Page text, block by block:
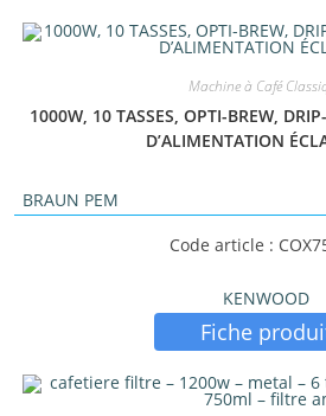
Machine à Café
1000W, 10 TASSES, OPTI-BREW,
D’ALIMENTATION
BRAUN PEM
Code article :
KENWOOD
Fiche